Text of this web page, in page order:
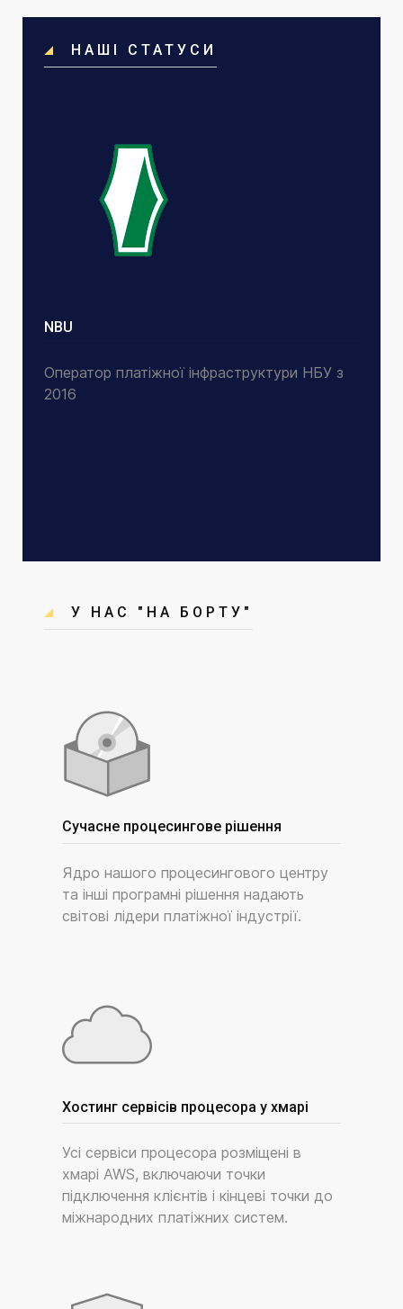
НАШІ СТАТУСИ
NBU
Оператор платіжної інфраструктури НБУ з
2016
У НАС "НА БОРТУ"
Сучасне процесингове рішення
Ядро нашого процесингового центру
та інші програмні рішення надають
світові лідери платіжної індустрії.
Хостинг сервісів процесора у хмарі
Усі сервіси процесора розміщені в
хмарі AWS, включаючи точки
підключення клієнтів і кінцеві точки до
міжнародних платіжних систем.